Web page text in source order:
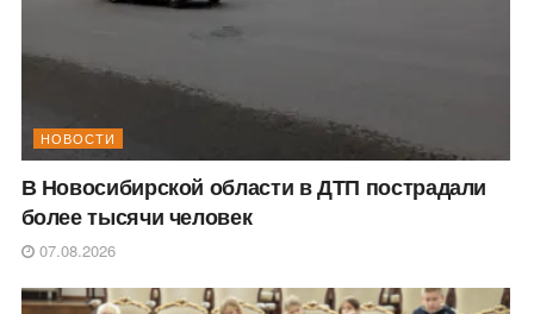
НОВОСТИ
В Новосибирской области в ДТП пострадали
более тысячи человек
07.08.2026